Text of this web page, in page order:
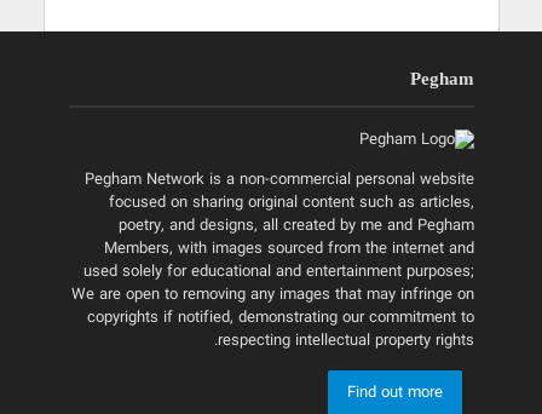
Pegham
Pegham Network is a non-commercial personal website
focused on sharing original content such as articles,
poetry, and designs, all created by me and Pegham
Members, with images sourced from the internet and
used solely for educational and entertainment purposes;
We are open to removing any images that may infringe on
copyrights if notified, demonstrating our commitment to
respecting intellectual property rights.
Find out more